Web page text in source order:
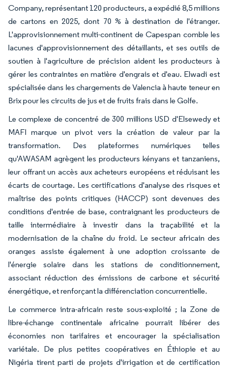
Company, représentant 120 producteurs, a expédié 8,5 millions
de cartons en 2025, dont 70 % à destination de l'étranger.
L'approvisionnement multi-continent de Capespan comble les
lacunes d'approvisionnement des détaillants, et ses outils de
soutien à l'agriculture de précision aident les producteurs à
gérer les contraintes en matière d'engrais et d'eau. Elwadi est
spécialisée dans les chargements de Valencia à haute teneur en
Brix pour les circuits de jus et de fruits frais dans le Golfe.
Le complexe de concentré de 300 millions USD d'Elsewedy et
MAFI marque un pivot vers la création de valeur par la
transformation. Des plateformes numériques telles
qu'AWASAM agrègent les producteurs kényans et tanzaniens,
leur offrant un accès aux acheteurs européens et réduisant les
écarts de courtage. Les certifications d'analyse des risques et
maîtrise des points critiques (HACCP) sont devenues des
conditions d'entrée de base, contraignant les producteurs de
taille intermédiaire à investir dans la traçabilité et la
modernisation de la chaîne du froid. Le secteur africain des
oranges assiste également à une adoption croissante de
l'énergie solaire dans les stations de conditionnement,
associant réduction des émissions de carbone et sécurité
énergétique, et renforçant la différenciation concurrentielle.
Le commerce intra-africain reste sous-exploité ; la Zone de
libre-échange continentale africaine pourrait libérer des
économies non tarifaires et encourager la spécialisation
variétale. De plus petites coopératives en Éthiopie et au
Nigéria tirent parti de projets d'irrigation et de certification